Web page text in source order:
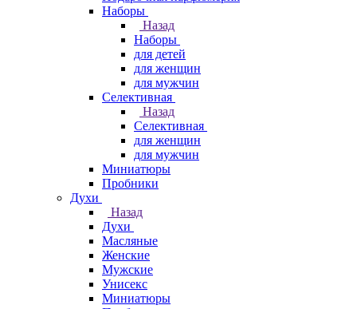
Наборы
Назад
Наборы
для детей
для женщин
для мужчин
Селективная
Назад
Селективная
для женщин
для мужчин
Миниатюры
Пробники
Духи
Назад
Духи
Масляные
Женские
Мужские
Унисекс
Миниатюры